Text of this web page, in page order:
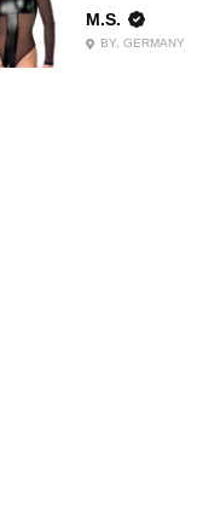
M.S.
BY, GERMANY